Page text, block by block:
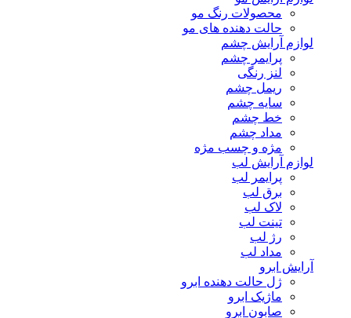
محصولات رنگ مو
حالت دهنده های مو
لوازم آرایش چشم
پرایمر چشم
لنز رنگی
ریمل چشم
سایه چشم
خط چشم
مداد چشم
مژه و چسب مژه
لوازم آرایش لب
پرایمر لب
برق لب
لاک لب
تینت لب
رژ لب
مداد لب
آرایش ابرو
ژل حالت دهنده ابرو
ماژیک ابرو
صابون ابرو